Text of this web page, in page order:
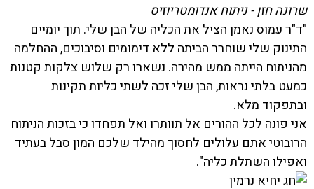
שרונה חזן - ניתוח אנדומטריוזיס
"ד"ר עמוס נאמן הציל את הכליה של הבן שלי. תוך יומיים
התינוק שלי שוחרר הביתה ללא דימומים וסיבוכים, ההחלמה
מהניתוח הייתה ממש מהירה. נשארו רק שלוש צלקות קטנות
כמעט בלתי נראות, הבן שלי זכה לשתי כליות תקינות
ובתפקוד מלא.
אני פונה לכל ההורים אל תוותרו ואל תפחדו כי בזכות הניתוח
הרובוטי אתם עלולים לחסוך מהילד שלכם המון סבל בעתיד
ואפילו השתלת כליה".